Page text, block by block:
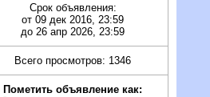
Срок объявления:
от 09 дек 2016, 23:59
до 26 апр 2026, 23:59
Всего просмотров: 1346
Пометить объявление как: